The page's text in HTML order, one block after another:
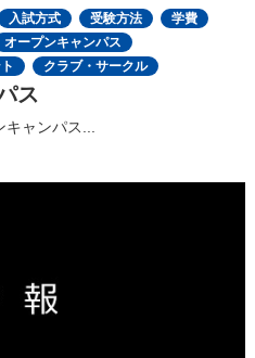
入試方式 受験方法
学費
オープンキャンパス
クラブ・サークル
ス
キャンパス...